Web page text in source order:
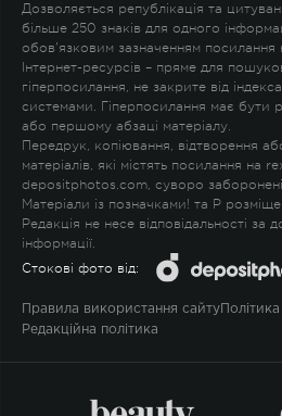
Дозволяється републікація та
більше 250 знаків для одного
обов'язковим зазначенням
Інтернет-ресурсів – пряме для
гіперпосилання, не закрите від
системами. Гіперпосилання має бути
або першому абзаці матеріалу.
Передрук, копіювання, відтворення
матеріалів, які містять посилання на
depositphotos.com, суворо
Матеріали із позначками! та P
Редакція не несе відповідальності за
інформації.
Стокові фото від:
Правила використання сайту
Редакційна політика